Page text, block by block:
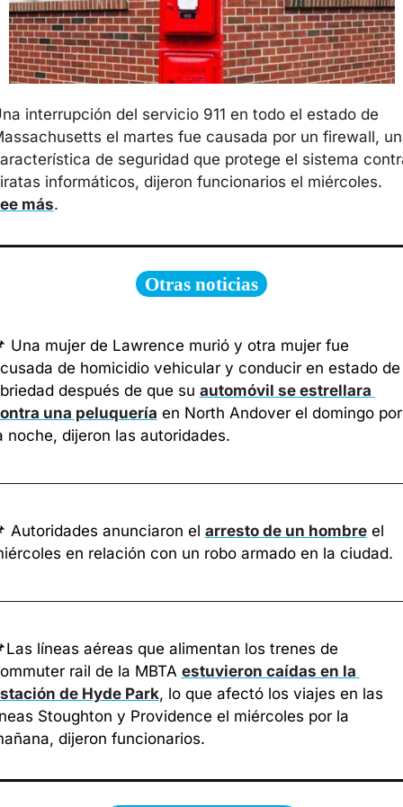
interrupción del servicio 911 en todo el estado de
el martes fue causada por un firewall,
de seguridad que protege el sistema
más.
Otras noticias
Una mujer de Lawrence murió y otra mujer fue
de homicidio vehicular y conducir en estado de
después de que su automóvil se estrellara
una peluquería en North Andover el domingo por
noche, dijeron las autoridades.
Autoridades anunciaron el arresto de un hombre el
en relación con un robo armado en la ciudad.
Las líneas aéreas que alimentan los trenes de
rail de la MBTA estuvieron caídas en la
de Hyde Park, lo que afectó los viajes en las
Stoughton y Providence el miércoles por la
dijeron funcionarios.